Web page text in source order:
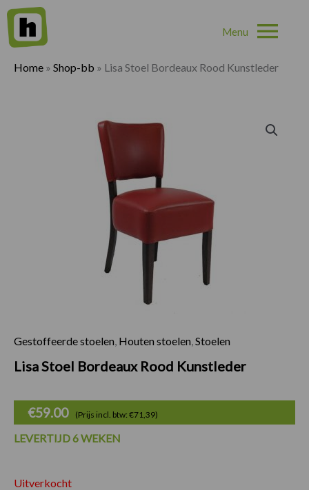
Home » Shop-bb » Lisa Stoel Bordeaux Rood Kunstleder
Gestoffeerde stoelen Houten stoelen Stoelen
Lisa Stoel Bordeaux Rood Kunstleder
€59.00 (Prijs incl. btw: €71,39)
LEVERTIJD 6 WEKEN
Uitverkocht